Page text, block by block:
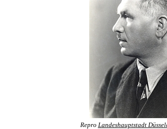
Repro Landeshauptstadt